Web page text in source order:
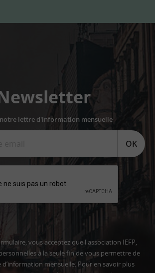
notre lettre d'information mensuelle
OK
vous acceptez que l'association IEFP,
à la seule fin de vous permettre de
mensuelle. Pour en savoir plus